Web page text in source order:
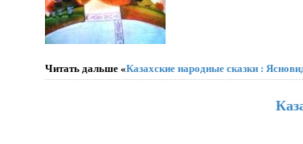
Читать дальше «Казахские народные сказки :